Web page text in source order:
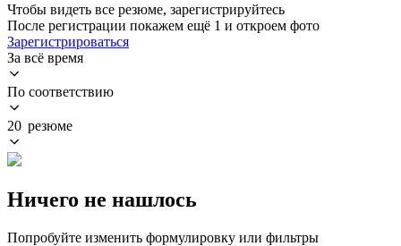
Чтобы видеть все резюме, зарегистрируйтесь
После регистрации покажем ещё 1 и откроем фото
Зарегистрироваться
За всё время
По соответствию
20 резюме
Ничего не нашлось
Попробуйте изменить формулировку или фильтры